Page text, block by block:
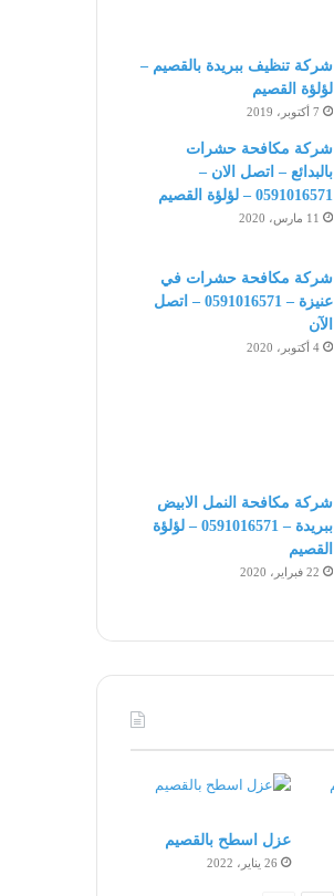
شركة تنظيف ببريدة بالقصيم –
لؤلؤة القصيم
7 أكتوبر، 2019
شركة مكافحة حشرات
بالبدائع – اتصل الان –
0591016571 – لؤلؤة القصيم
11 مارس، 2020
شركة مكافحة حشرات في
عنيزة – 0591016571 – اتصل
الآن
4 أكتوبر، 2020
شركة مكافحة النمل الابيض
ببريدة – 0591016571 – لؤلؤة
القصيم
22 فبراير، 2020
عزل اسطح بالقصيم
26 يناير، 2022